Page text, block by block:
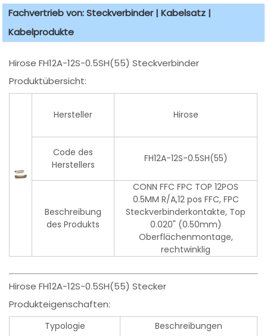
Fachvertrieb von: Steckverbinder | Kabelsatz |
Kabelprodukte
Hirose FH12A-12S-0.5SH(55) Steckverbinder
Produktübersicht:
Hersteller Hirose
Code des
Herstellers
FH12A-12S-0.5SH(55)
Beschreibung
des Produkts
CONN FFC FPC TOP 12POS
0.5MM R/A,12 pos FFC, FPC
Steckverbinderkontakte, Top
0.020" (0.50mm)
Oberflächenmontage,
rechtwinklig
Hirose FH12A-12S-0.5SH(55) Stecker
Produkteigenschaften:
Typologie Beschreibungen